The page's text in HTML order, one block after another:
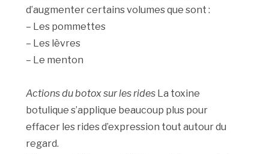
d’augmenter certains volumes que sont :
– Les pommettes
– Les lèvres
– Le menton
Actions du botox sur les rides La toxine
botulique s’applique beaucoup plus pour
effacer les rides d’expression tout autour du
regard.